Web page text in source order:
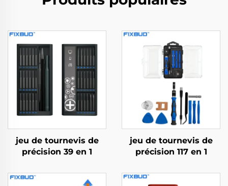
jeu de tournevis de
précision 39 en 1
jeu de tournevis de
précision 117 en 1